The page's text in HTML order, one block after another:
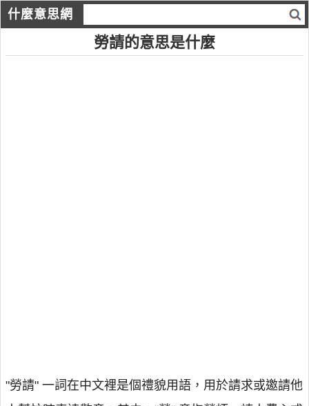
什麼意思網
勞請的意思是什麼
"勞請" 一詞在中文裡是個禮貌用語，用於請求或邀請他